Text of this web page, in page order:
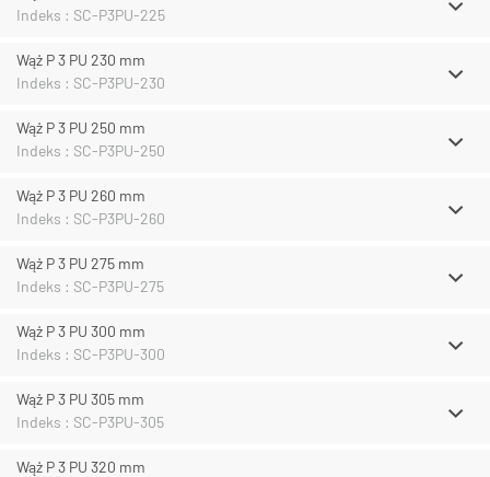
Indeks : SC-P3PU-225
Wąż P 3 PU 230 mm
Indeks : SC-P3PU-230
Wąż P 3 PU 250 mm
Indeks : SC-P3PU-250
Wąż P 3 PU 260 mm
Indeks : SC-P3PU-260
Wąż P 3 PU 275 mm
Indeks : SC-P3PU-275
Wąż P 3 PU 300 mm
Indeks : SC-P3PU-300
Wąż P 3 PU 305 mm
Indeks : SC-P3PU-305
Wąż P 3 PU 320 mm